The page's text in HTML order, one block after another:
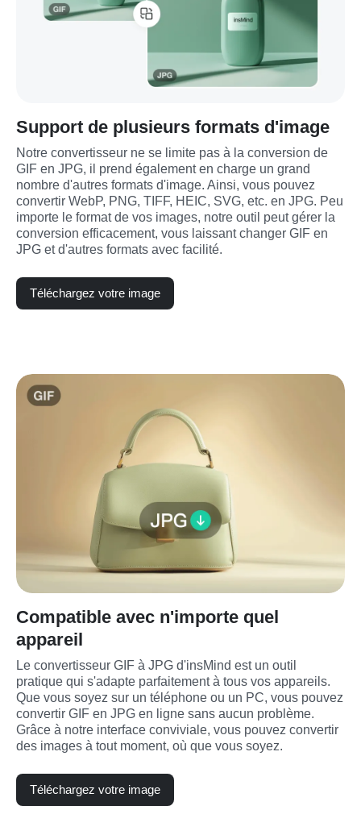
Support de plusieurs formats d'image
Notre convertisseur ne se limite pas à la conversion de
GIF en JPG, il prend également en charge un grand
nombre d'autres formats d'image. Ainsi, vous pouvez
convertir WebP, PNG, TIFF, HEIC, SVG, etc. en JPG. Peu
importe le format de vos images, notre outil peut gérer la
conversion efficacement, vous laissant changer GIF en
JPG et d'autres formats avec facilité.
Téléchargez votre image
Compatible avec n'importe quel
appareil
Le convertisseur GIF à JPG d'insMind est un outil
pratique qui s'adapte parfaitement à tous vos appareils.
Que vous soyez sur un téléphone ou un PC, vous pouvez
convertir GIF en JPG en ligne sans aucun problème.
Grâce à notre interface conviviale, vous pouvez convertir
des images à tout moment, où que vous soyez.
Téléchargez votre image